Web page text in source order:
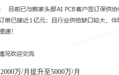
2000万/月提升至5000万/月